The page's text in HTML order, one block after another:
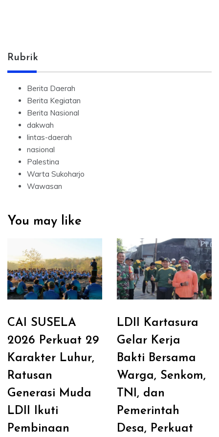
Rubrik
Berita Daerah
Berita Kegiatan
Berita Nasional
dakwah
lintas-daerah
nasional
Palestina
Warta Sukoharjo
Wawasan
You may like
CAI SUSELA
2026 Perkuat 29
Karakter Luhur,
Ratusan
Generasi Muda
LDII Ikuti
Pembinaan
LDII Kartasura
Gelar Kerja
Bakti Bersama
Warga, Senkom,
TNI, dan
Pemerintah
Desa, Perkuat